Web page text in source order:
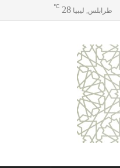
طرابلس, ليبيا 28
℃